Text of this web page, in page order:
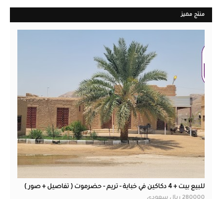
منتج مميز
عقارات
للبيع بيت + 4 دكاكين في خباية - تريم - حضرموت ( تفاصيل + صور )